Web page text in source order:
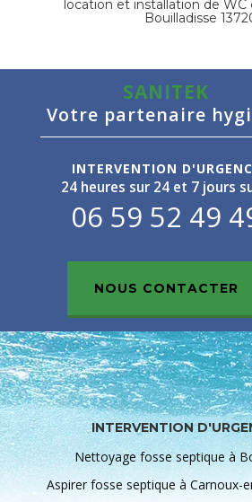
location et installation de WC
Bouilladisse
SANITEK
Votre partenaire
INTERVENTION
24 heures sur 24 et 7 jours
06 59 52 49
NOUS CONTACTER
INTERVENTION
Nettoyage fosse septique à
Aspirer fosse septique à Carnoux-